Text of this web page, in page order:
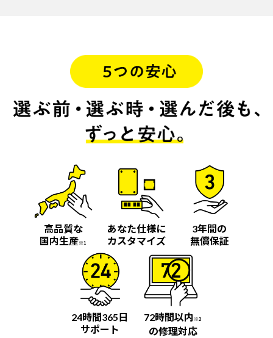
高品質な
国内生産※1
あなた仕様に
カスタマイズ
3年間の
無償保証
24時間365日
サポート
72時間以内 ※2
の修理対応